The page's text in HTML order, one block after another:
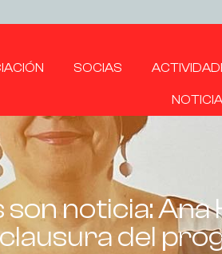
SOCIAS
noticia:
clausura del